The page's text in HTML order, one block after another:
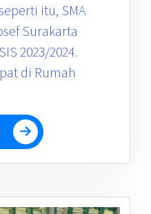
itu, SMA
Surakarta
2023/2024.
di Rumah